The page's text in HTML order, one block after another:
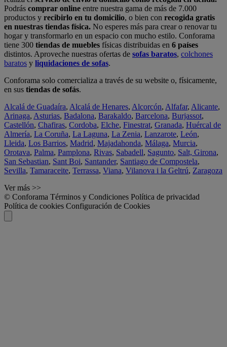
Podrás comprar online entre nuestra gama de más de 7.000
productos y recibirlo en tu domicilio, o bien con recogida gratis
en nuestras tiendas física. No esperes más para crear o renovar tu
hogar y transformarlo en un espacio con mucho estilo. Conforama
tiene 300 tiendas de muebles físicas distribuidas en 6 países
distintos. Aproveche nuestras ofertas de sofas baratos, colchones
baratos y liquidaciones de sofas.
Conforama solo comercializa a través de su website o, físicamente,
en sus tiendas de sofás.
Alcalá de Guadaíra, Alcalá de Henares, Alcorcón, Alfafar, Alicante,
Arinaga, Asturias, Badalona, Barakaldo, Barcelona, Burjassot,
Castellón, Chafiras, Cordoba, Elche, Finestrat, Granada, Huércal de
Almería, La Coruña, La Laguna, La Zenia, Lanzarote, León,
Lleida, Los Barrios, Madrid, Majadahonda, Málaga, Murcia,
Orotava, Palma, Pamplona, Rivas, Sabadell, Sagunto, Salt, Girona,
San Sebastian, Sant Boi, Santander, Santiago de Compostela,
Sevilla, Tamaraceite, Terrassa, Viana, Vilanova i la Geltrú, Zaragoza
Ver más >>
© Conforama Términos y Condiciones Política de privacidad
Política de cookies Configuración de Cookies